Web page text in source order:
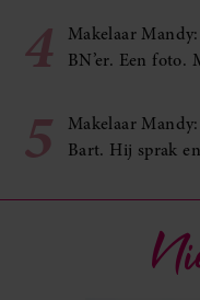
4
Makelaar
BN’er. Een foto.
5
Makelaar
Bart. Hij sprak